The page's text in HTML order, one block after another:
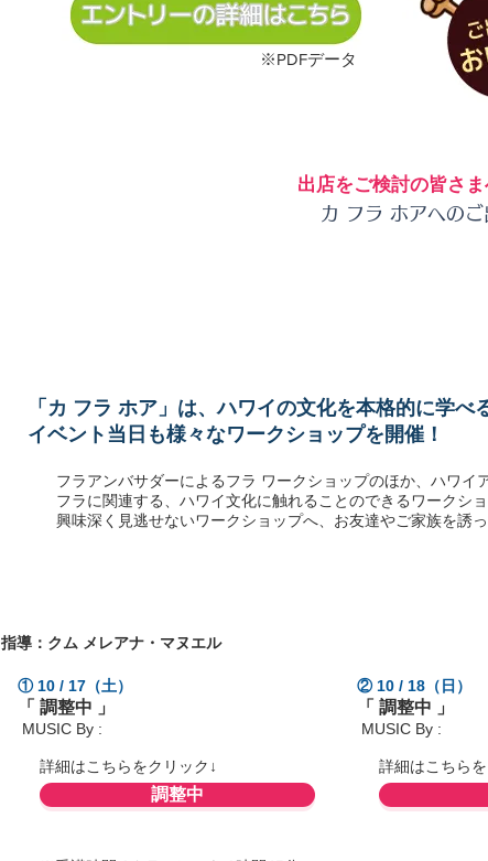
※PDFデータ
出店をご検討の皆さ
カ フラ ホアへの
「カ フラ ホア」は、ハワイの文化を本格的に学べ
イベント当日も様々なワークショップを開催！
フラアンバサダーによるフラ ワークショップのほか、ハワ
フラに関連する、ハワイ文化に触れることのできるワークシ
興味深く見逃せないワークショップへ、お友達やご家族を誘
指導：クム メレアナ・マヌエル
① 10 / 17（土）
「 調整中 」
MUSIC By :
② 10 / 18（日）
「 調整中 」
MUSIC By :
詳細はこちらをクリック↓
調整中
詳細はこちら